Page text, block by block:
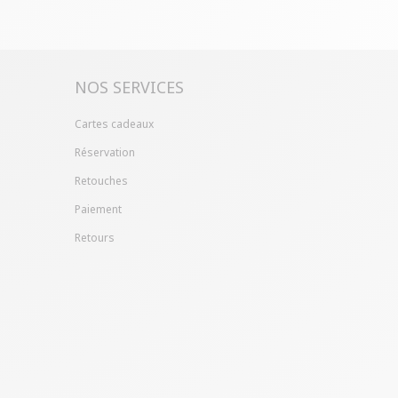
NOS SERVICES
Cartes cadeaux
Réservation
Retouches
Paiement
Retours